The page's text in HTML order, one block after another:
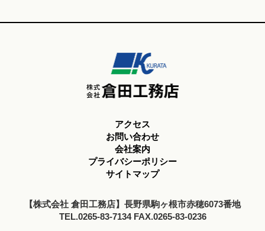
アクセス
お問い合わせ
会社案内
プライバシーポリシー
サイトマップ
【株式会社 倉田工務店】長野県駒ヶ根市赤穂6073番地
TEL.0265-83-7134 FAX.0265-83-0236